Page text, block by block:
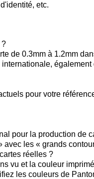
etc.
?
de 0.3mm à 1.2mm
pour votre
pour la production de
les « grands
réelles ?
vu et la couleur
les couleurs de